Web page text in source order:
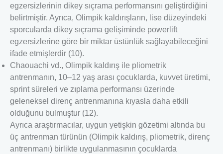
egzersizlerinin dikey sıçrama performansını geliştirdiğini
belirtmiştir. Ayrıca, Olimpik kaldırışların, lise düzeyindeki
sporcularda dikey sıçrama gelişiminde powerlift
egzersizlerine göre bir miktar üstünlük sağlayabileceğini
ifade etmişlerdir (10).
Chaouachi vd., Olimpik kaldırış ile pliometrik
antrenmanın, 10–12 yaş arası çocuklarda, kuvvet üretimi,
sprint süreleri ve zıplama performansı üzerinde
geleneksel direnç antrenmanına kıyasla daha etkili
olduğunu bulmuştur (12).
Ayrıca araştırmacılar, uygun yetişkin gözetimi altında bu
üç antrenman türünün (Olimpik kaldırış, pliometrik, direnç
antrenmanı) birlikte uygulanmasının çocuklarda